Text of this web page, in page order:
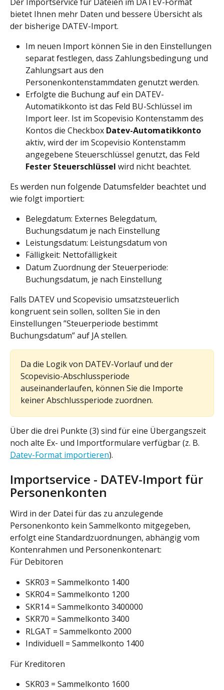
bietet Ihnen mehr Daten und bessere Übersicht als
der bisherige DATEV-Import.
Im neuen Import können Sie in den Einstellungen
separat festlegen, dass Zahlungsbedingung und
Zahlungsart aus den
Personenkontenstammdaten genutzt werden.
Erfolgte die Buchung auf ein DATEV-
Automatikkonto ist das Feld BU-Schlüssel im
Import leer. Ist im Scopevisio Kontenstamm des
Kontos die Checkbox Datev-Automatikkonto
aktiv, wird der im Scopevisio Kontenstamm
angegebene Steuerschlüssel genutzt, das Feld
Fester Steuerschlüssel wird nicht beachtet.
Es werden nun folgende Datumsfelder beachtet und
wie folgt importiert:
Belegdatum: Externes Belegdatum,
Buchungsdatum je nach Einstellung
Leistungsdatum: Leistungsdatum von
Fälligkeit: Nettofälligkeit
Datum Zuordnung der Steuerperiode:
Buchungsdatum, je nach Einstellung
Falls DATEV und Scopevisio umsatzsteuerlich
kongruent sein sollen, sollten Sie in den
Einstellungen ”Steuerperiode bestimmt
Buchungsdatum” auf JA stellen.
Da die Logik von DATEV-Vorlauf und der
Scopevisio-Abschlussperiode
auseinanderlaufen, können Sie die Importe
keiner Abschlussperiode zuordnen.
Über die drei Punkte (3) sind für eine Übergangszeit
noch alte Ex- und Importformulare verfügbar (z. B.
Datev-Format importieren).
Importservice - DATEV-Import für
Personenkonten
Wird in der Datei für das zu anzulegende
Personenkonto kein Sammelkonto mitgegeben,
erfolgt eine Standardzuordnungen, abhängig vom
Kontenrahmen und Personenkontenart:
Für Debitoren
SKR03 = Sammelkonto 1400
SKR04 = Sammelkonto 1200
SKR14 = Sammelkonto 3400000
SKR70 = Sammelkonto 3400
RLGAT = Sammelkonto 2000
Individuell = Sammelkonto 1400
Für Kreditoren
SKR03 = Sammelkonto 1600